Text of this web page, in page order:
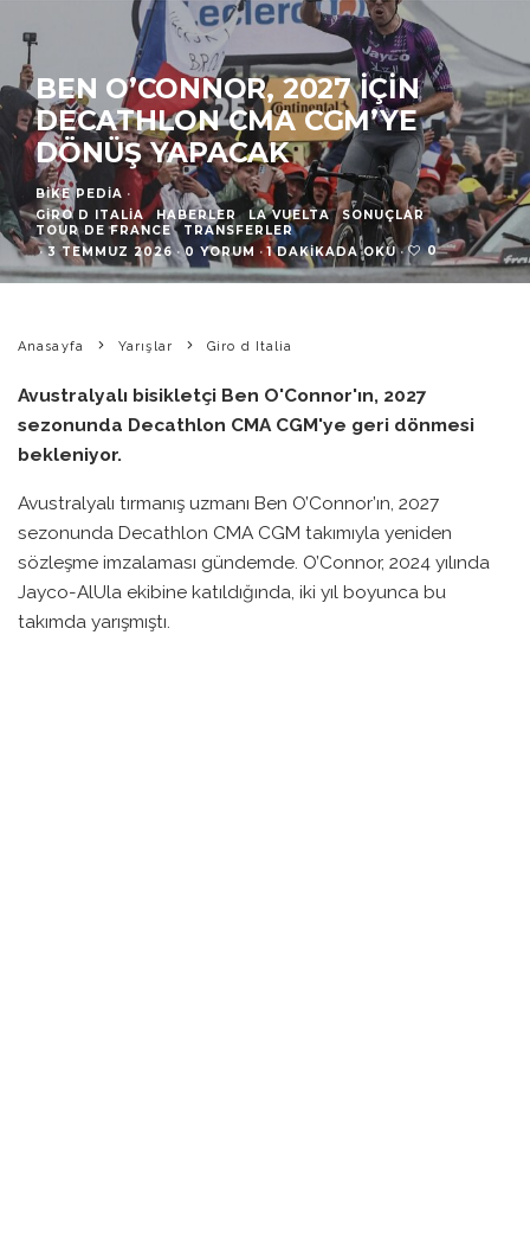
BEN O’CONNOR, 2027 İÇIN
DECATHLON CMA CGM’YE
DÖNÜŞ YAPACAK
BIKE PEDIA ·
GIRO D ITALIA
HABERLER LA VUELTA
SONUÇLAR
TOUR DE FRANCE
TRANSFERLER
· 3 TEMMUZ 2026 · 0 YORUM · 1 DAKIKADA OKU · 0
Anasayfa Yarışlar Giro d Italia
Avustralyalı bisikletçi Ben O'Connor'ın, 2027
sezonunda Decathlon CMA CGM'ye geri dönmesi
bekleniyor.
Avustralyalı tırmanış uzmanı Ben O’Connor’ın, 2027
sezonunda Decathlon CMA CGM takımıyla yeniden
sözleşme imzalaması gündemde. O’Connor, 2024 yılında
Jayco-AlUla ekibine katıldığında, iki yıl boyunca bu
takımda yarışmıştı.